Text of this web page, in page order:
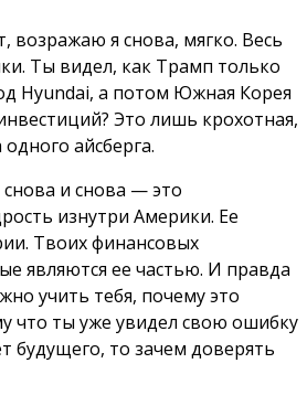
возражаю я снова, мягко. Весь
Ты видел, как Трамп только
Hyundai, а потом Южная Корея
Это лишь крохотная,
айсберга.
и снова — это
изнутри Америки. Ее
Твоих финансовых
являются ее частью. И правда
учить тебя, почему это
что ты уже увидел свою ошибку
будущего, то зачем доверять